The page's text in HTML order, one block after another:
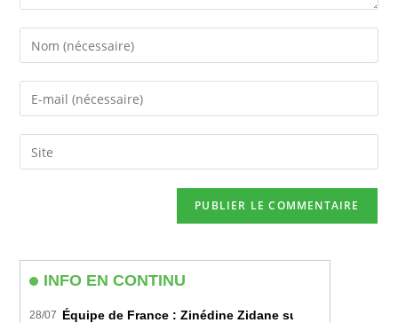
INFO EN CONTINU
28/07 Équipe de France : Zinédine Zidane succède
Enter
your
name
comment
Enter
your
email
address
Saisir
l’URL